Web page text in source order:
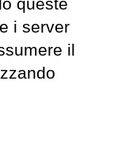
queste
i server
il